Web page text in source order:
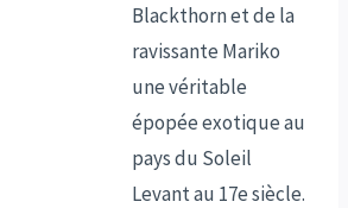
Blackthorn et de la
ravissante Mariko
une véritable
épopée exotique au
pays du Soleil
Levant au 17e siècle.